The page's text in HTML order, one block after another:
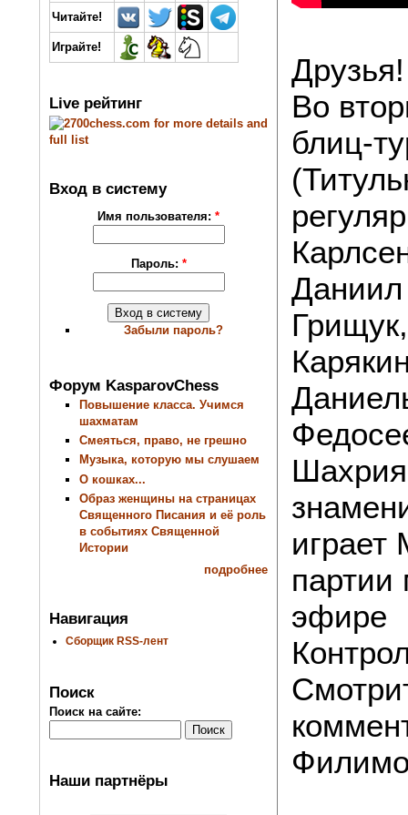
Читайте!
Играйте!
Live рейтинг
Вход в систему
Имя пользователя:*
Пароль: *
Забыли пароль?
Форум KasparovChess
Повышение класса. Учимся
шахматам
Смеяться, право, не грешно
Музыка, которую мы слушаем
О кошках...
Образ женщины на страницах
Священного Писания и её роль
в событиях Священной
Истории
подробнее
Навигация
Сборщик RSS-лент
Поиск
Поиск на сайте:
Наши партнёры
Друзья!
Во
блиц-
играет
эфире